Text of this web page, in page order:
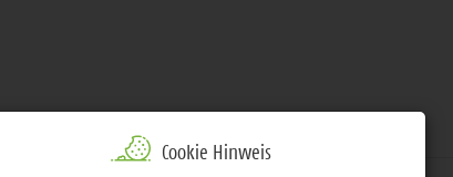
Cookie Hinweis